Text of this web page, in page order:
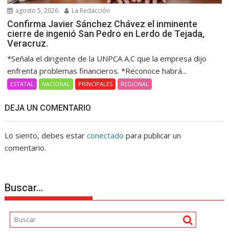
agosto 5, 2026 La Redacción
Confirma Javier Sánchez Chávez el inminente
cierre de ingenió San Pedro en Lerdo de Tejada,
Veracruz.
*Señala el dirigente de la UNPCA A.C que la empresa dijo
enfrenta problemas financieros. *Reconoce habrá...
ESTATAL NACIONAL PRINCIPALES REGIONAL
DEJA UN COMENTARIO
Lo siento, debes estarconectado para publicar un
comentario.
Buscar…